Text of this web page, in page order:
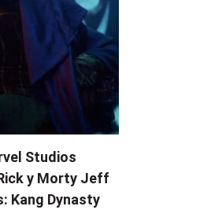
Studios
y Morty Jeff
Kang Dynasty